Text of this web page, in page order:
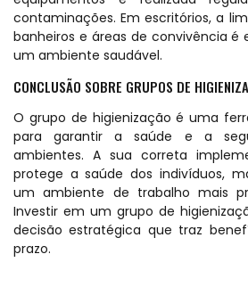
contaminações. Em escritórios, a
banheiros e áreas de convivência é
um ambiente saudável.
CONCLUSÃO SOBRE GRUPOS DE
O grupo de higienização é uma
para garantir a saúde e a
ambientes. A sua correta
protege a saúde dos indivíduos,
um ambiente de trabalho mais
Investir em um grupo de
decisão estratégica que traz
prazo.